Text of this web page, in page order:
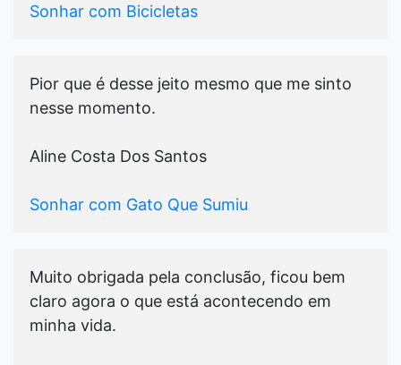
Sonhar com Bicicletas
Pior que é desse jeito mesmo que me sinto
nesse momento.
Aline Costa Dos Santos
Sonhar com Gato Que Sumiu
Muito obrigada pela conclusão, ficou bem
claro agora o que está acontecendo em
minha vida.